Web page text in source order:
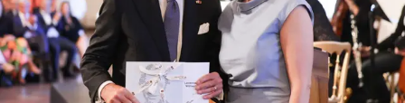
Energieberatung arbeitet.